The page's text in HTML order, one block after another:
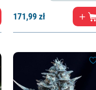
171,99zł